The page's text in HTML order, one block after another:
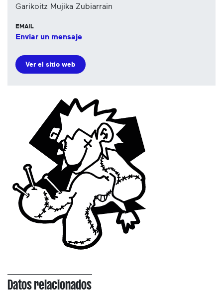
Garikoitz Mujika Zubiarrain
EMAIL
Enviar un mensaje
Ver el sitio web
Datos relacionados